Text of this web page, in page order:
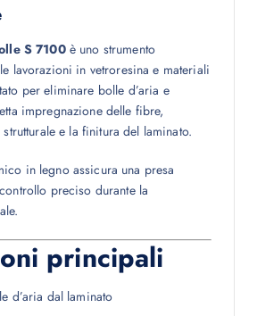
S 7100è uno strumento
lavorazioni in vetroresina e materiali
per eliminare bolle d’aria e
impregnazione delle fibre,
e la finitura del laminato.
in legno assicura una presa
preciso durante la
principali
d’aria dal laminato